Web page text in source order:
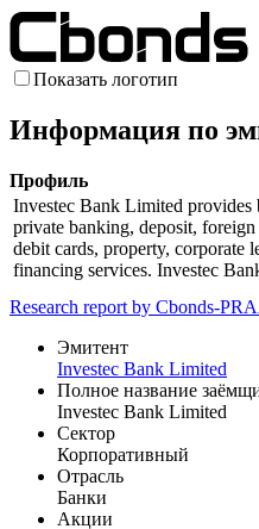
Показать логотип
Информация по
Профиль
Investec Bank Limited
private banking, deposit,
debit cards, property, corporate
financing services. Investec
Research report by Cbonds-
Эмитент
Investec Bank Limited
Полное название
Investec Bank Limited
Сектор
Корпоративный
Отрасль
Банки
Акции